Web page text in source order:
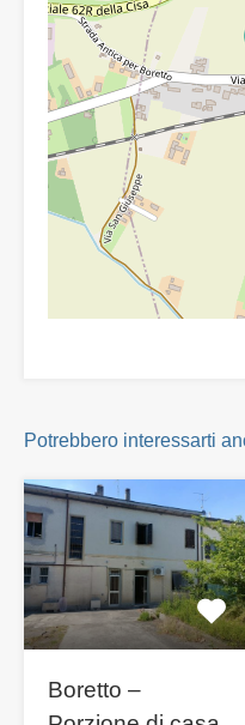
Potrebbero interessarti
Boretto –